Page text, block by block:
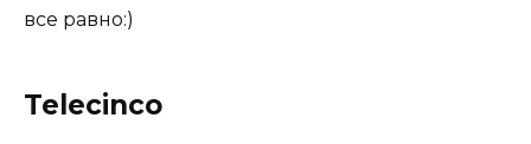
все равно:)
Telecinco